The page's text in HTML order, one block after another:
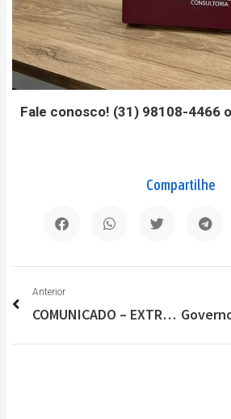
Fale conosco! (31) 98108-4466
Compartilhe
Anterior
COMUNICADO – EXTRAVIO DE ALVARÁ DE LOCALIZAÇÃO TAM LINHAS AÉREAS